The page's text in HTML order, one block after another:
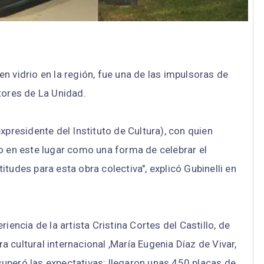
vidrio en la región, fue una de las impulsoras de
de La Unidad.
del Instituto de Cultura), con quien
este lugar como una forma de celebrar el
para esta obra colectiva", explicó Gubinelli en
de la artista Cristina Cortes del Castillo, de
cultural internacional ,María Eugenia Díaz de Vivar,